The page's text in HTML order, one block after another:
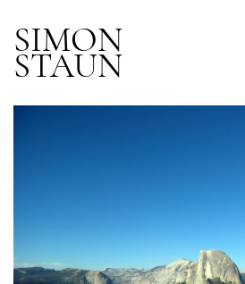
SIMON
STAUN